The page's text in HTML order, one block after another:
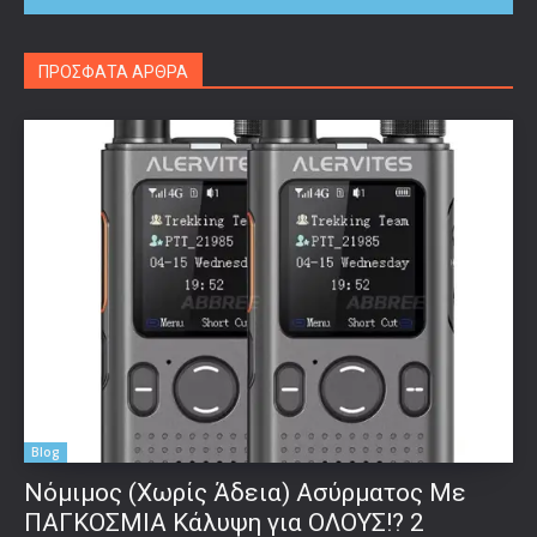
ΠΡΟΣΦΑΤΑ ΑΡΘΡΑ
Blog
Νόμιμος (Χωρίς Άδεια) Ασύρματος Με
ΠΑΓΚΟΣΜΙΑ Κάλυψη για ΟΛΟΥΣ!? 2